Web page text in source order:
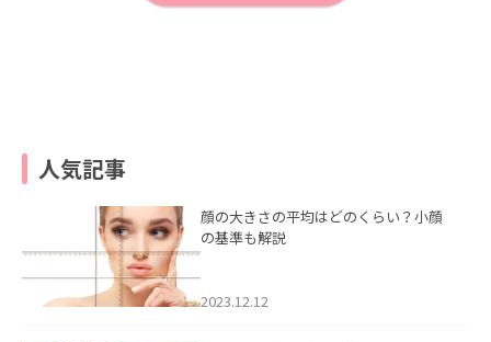
人気記事
顔の大きさの平均はどのくらい？小顔
の基準も解説
2023.12.12